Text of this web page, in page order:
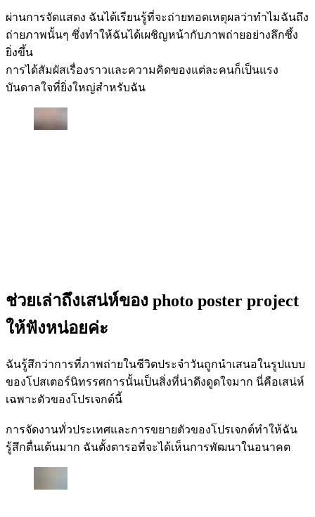
ผ่านการจัดแสดง ฉันได้เรียนรู้ที่จะถ่ายทอดเหตุผลว่าทำไมฉันถึง
ถ่ายภาพนั้นๆ ซึ่งทำให้ฉันได้เผชิญหน้ากับภาพถ่ายอย่างลึกซึ้ง
ยิ่งขึ้น
การได้สัมผัสเรื่องราวและความคิดของแต่ละคนก็เป็นแรง
บันดาลใจที่ยิ่งใหญ่สำหรับฉัน
ช่วยเล่าถึงเสน่ห์ของ photo poster project
ให้ฟังหน่อยค่ะ
ฉันรู้สึกว่าการที่ภาพถ่ายในชีวิตประจำวันถูกนำเสนอในรูปแบบ
ของโปสเตอร์นิทรรศการนั้นเป็นสิ่งที่น่าดึงดูดใจมาก นี่คือเสน่ห์
เฉพาะตัวของโปรเจกต์นี้
การจัดงานทั่วประเทศและการขยายตัวของโปรเจกต์ทำให้ฉัน
รู้สึกตื่นเต้นมาก ฉันตั้งตารอที่จะได้เห็นการพัฒนาในอนาคต